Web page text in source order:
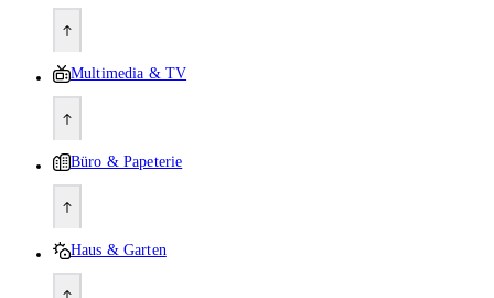
Multimedia & TV
Büro & Papeterie
Haus & Garten